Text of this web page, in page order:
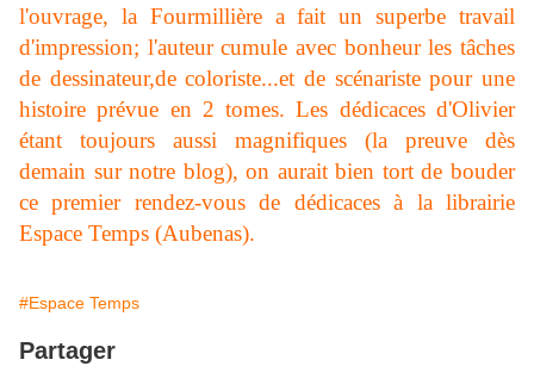
l'ouvrage, la Fourmillière a fait un superbe travail
d'impression; l'auteur cumule avec bonheur les tâches
de dessinateur,de coloriste...et de scénariste pour une
histoire prévue en 2 tomes. Les dédicaces d'Olivier
étant toujours aussi magnifiques (la preuve dès
demain sur notre blog), on aurait bien tort de bouder
ce premier rendez-vous de dédicaces à la librairie
Espace Temps (Aubenas).
#Espace Temps
Partager